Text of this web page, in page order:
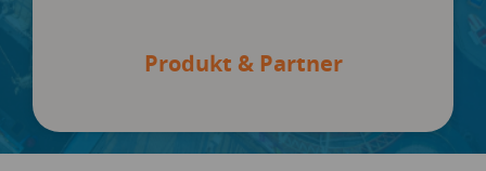
Produkt & Partner